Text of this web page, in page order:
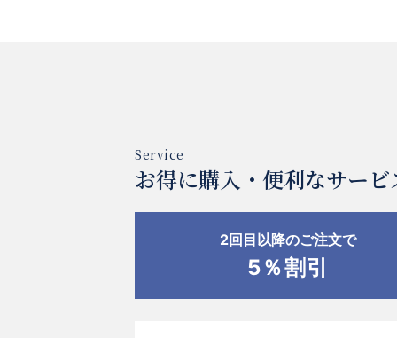
お得に購入・便利なサービ
2回目以降のご注文で
5％割引